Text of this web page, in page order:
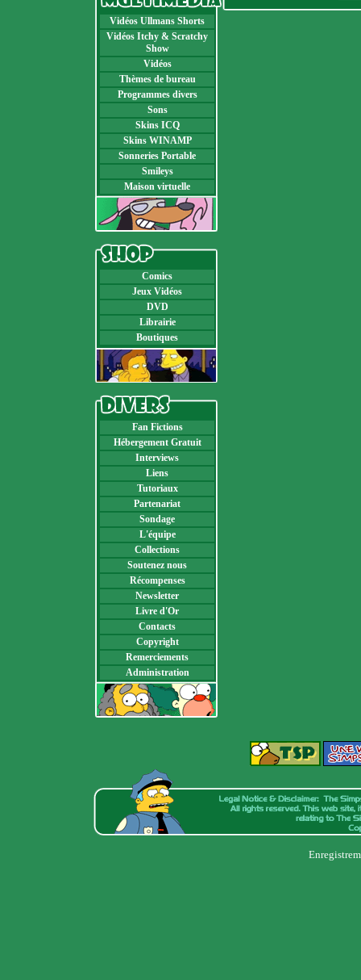
Vidéos Ullmans Shorts
Vidéos Itchy & Scratchy
Show
Vidéos
Thèmes de bureau
Programmes divers
Sons
Skins ICQ
Skins WINAMP
Sonneries Portable
Smileys
Maison virtuelle
Comics
Jeux Vidéos
DVD
Librairie
Boutiques
Fan Fictions
Hébergement Gratuit
Interviews
Liens
Tutoriaux
Partenariat
Sondage
L'équipe
Collections
Soutenez nous
Récompenses
Newsletter
Livre d'Or
Contacts
Copyright
Remerciements
Administration